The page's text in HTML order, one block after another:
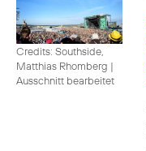
Credits: Southside,
Matthias Rhomberg |
Ausschnitt bearbeitet